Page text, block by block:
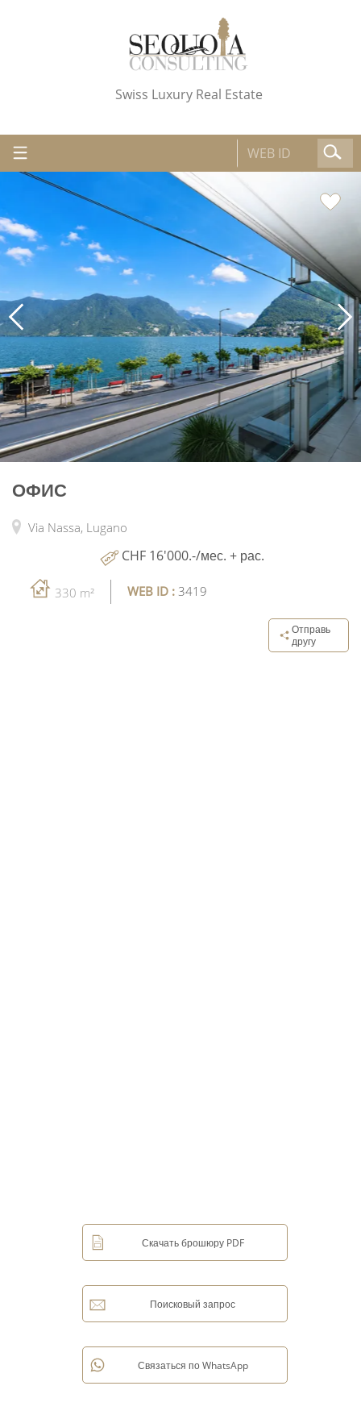
Swiss Luxury Real Estate
ОФИС
Via Nassa, Lugano
CHF 16'000.-/мес. + рас.
330 m² WEB ID : 3419
Отправь
другу
Скачать брошюру PDF
Поисковый запрос
Связаться по WhatsApp